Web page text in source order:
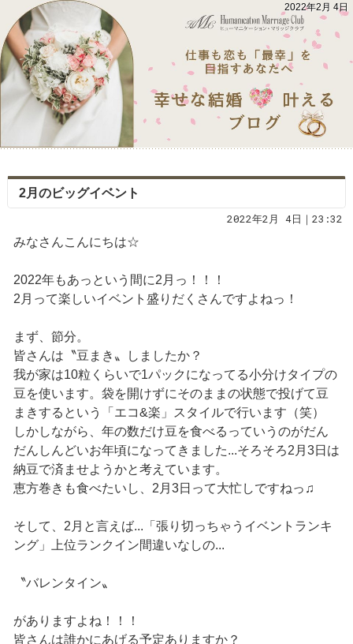
2022年2月 4日
2月のビッグイベント
2022年2月 4日｜23:32
みなさんこんにちは☆
2022年もあっという間に2月っ！！！
2月って楽しいイベント盛りだくさんですよねっ！
まず、節分。
皆さんは〝豆まき〟しましたか？
我が家は10粒くらいで1パックになってる小分けタイプの
豆を使います。袋を開けずにそのままの状態で投げて豆
まきするという「エコ&楽」スタイルで行います（笑）
しかしながら、年の数だけ豆を食べるっていうのがだん
だんしんどいお年頃になってきました...そろそろ2月3日は
納豆で済ませようかと考えています。
恵方巻きも食べたいし、2月3日って大忙しですねっ♫
そして、2月と言えば...「張り切っちゃうイベントランキ
ング」上位ランクイン間違いなしの...
〝バレンタイン〟
がありますよね！！！
皆さんは誰かにあげる予定ありますか？